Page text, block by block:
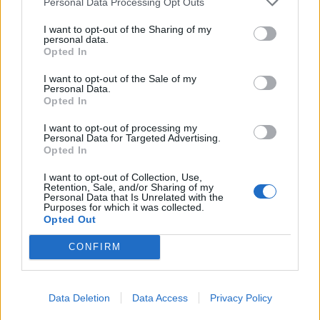
I want to opt-out of the Sharing of my
personal data.
Opted In
I want to opt-out of the Sale of my
Personal Data.
Opted In
I want to opt-out of processing my
Personal Data for Targeted Advertising.
Opted In
I want to opt-out of Collection, Use,
Retention, Sale, and/or Sharing of my
Personal Data that Is Unrelated with the
Purposes for which it was collected.
Opted Out
CONFIRM
Data Deletion Data Access Privacy Policy
Deseu el meu nom, el correu electrònic i el lloc web en
aquest navegador per a la propera vegada que comenti.
characters
La Cursa de l’Aldea segona d’etiqueta d’or
de la Running Sèries Terres de l’Ebre